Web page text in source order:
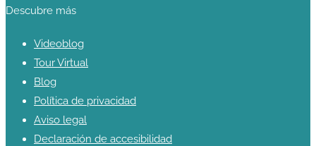
Descubre más
Videoblog
Tour Virtual
Blog
Política de privacidad
Aviso legal
Declaración de accesibilidad